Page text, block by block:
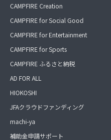
CAMPFIRE Creation
CAMPFIRE for Social Good
CAMPFIRE for Entertainment
CAMPFIRE for Sports
CAMPFIRE ふるさと納税
AD FOR ALL
HIOKOSHI
JFAクラウドファンディング
machi-ya
補助金申請サポート